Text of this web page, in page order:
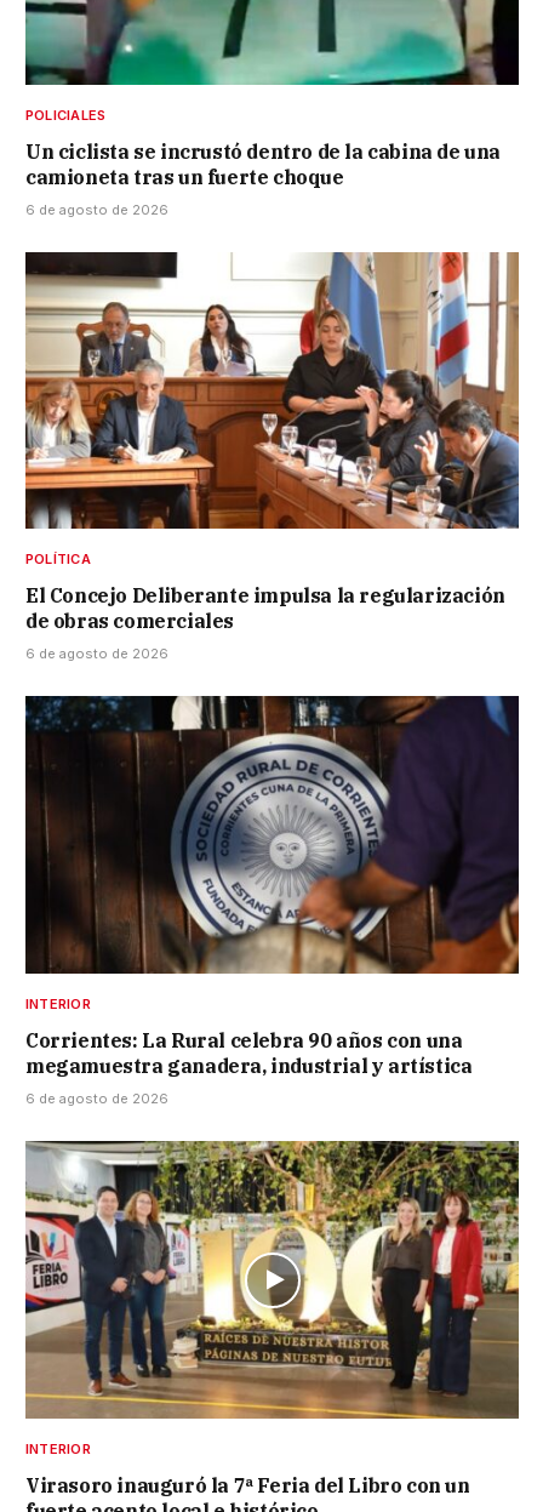
POLICIALES
Un ciclista se incrustó dentro de la cabina de una
camioneta tras un fuerte choque
6 de agosto de 2026
POLÍTICA
El Concejo Deliberante impulsa la regularización
de obras comerciales
6 de agosto de 2026
INTERIOR
Corrientes: La Rural celebra 90 años con una
megamuestra ganadera, industrial y artística
6 de agosto de 2026
INTERIOR
Virasoro inauguró la 7ª Feria del Libro con un